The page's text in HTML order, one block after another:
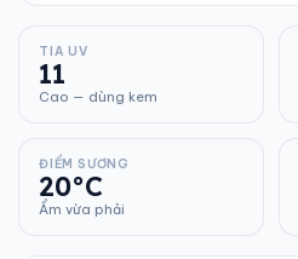
TIA UV
11
Cao — dùng kem
ĐIỂM SƯƠNG
20°C
Ẩm vừa phải